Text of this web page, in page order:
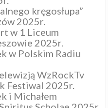
kręgosłupa”
2025r.
w 1 Liceum
2025r.
w Polskim Radiu
WzRockTv
Festiwal 2025r.
i Michałem